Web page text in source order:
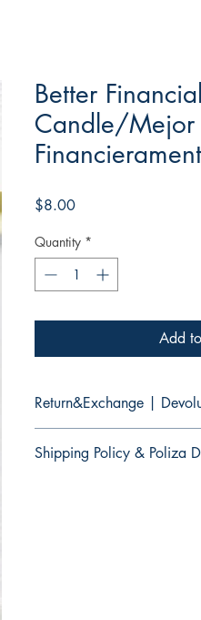
Better Financial
Candle/Mejor
$8.00Price
Quantity *
Add
Return&Exchange |
No hay devoluciones ni
Shipping Policy & Poliza